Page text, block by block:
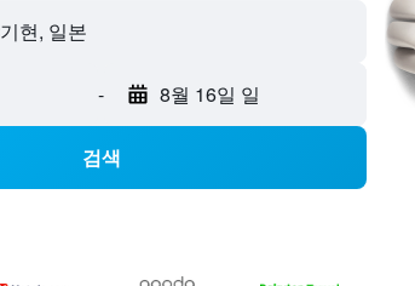
현, 일본
- 8월 16일 일
검색